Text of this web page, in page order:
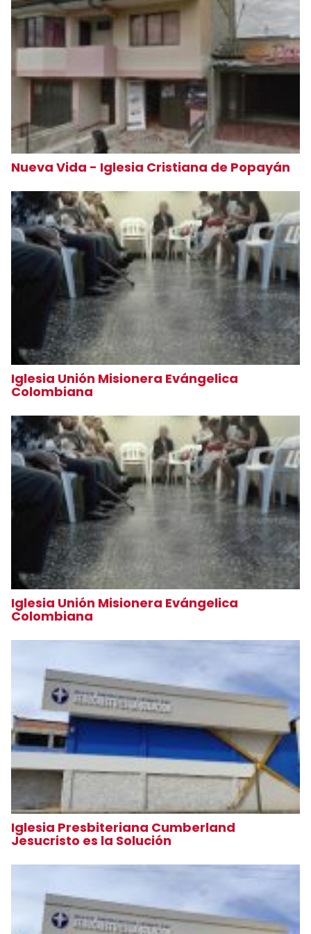
Nueva Vida - Iglesia Cristiana de Popayán
Iglesia Unión Misionera Evángelica
Colombiana
Iglesia Unión Misionera Evángelica
Colombiana
Iglesia Presbiteriana Cumberland
Jesucristo es la Solución